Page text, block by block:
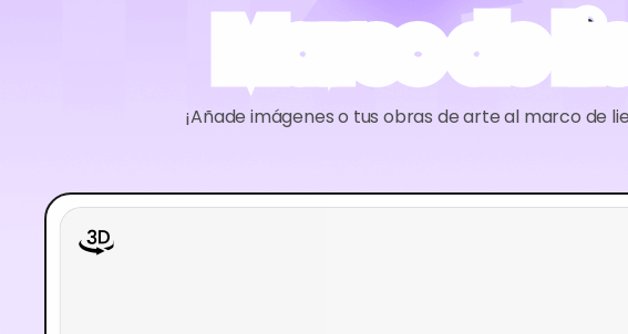
Marco de
¡Añade imágenes o tus obras de arte al marco de